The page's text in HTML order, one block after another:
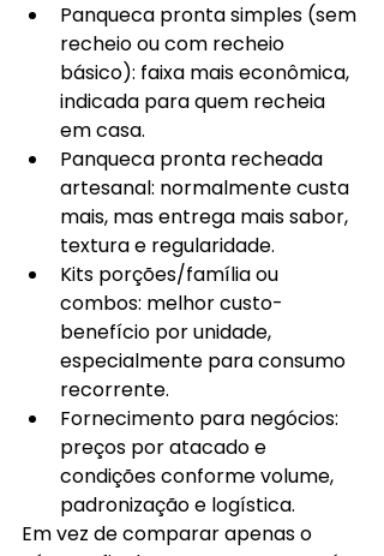
Panqueca pronta simples (sem
recheio ou com recheio
básico): faixa mais econômica,
indicada para quem recheia
em casa.
Panqueca pronta recheada
artesanal: normalmente custa
mais, mas entrega mais sabor,
textura e regularidade.
Kits porções/família ou
combos: melhor custo-
benefício por unidade,
especialmente para consumo
recorrente.
Fornecimento para negócios:
preços por atacado e
condições conforme volume,
padronização e logística.
Em vez de comparar apenas o